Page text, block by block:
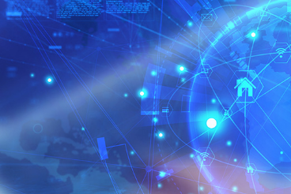
污水检测 三废监测
废气检测 二噁英
评估调查
耕地质量评价 矿山资
行业解决方案
INDUSTRY SOLUTIONS
为全球各产业提供一站式
整体技术解决方案。